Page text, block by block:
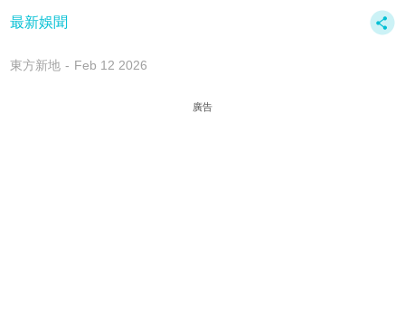
最新娛聞
東方新地 Feb 12 2026
廣告